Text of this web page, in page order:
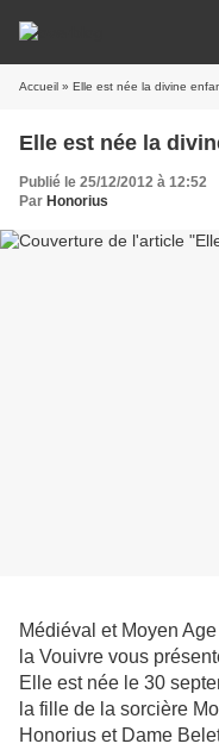
Accueil » Elle est née la divine
Elle est née la
Publié le 25/12/2012 à 12:52
Par Honorius
Médiéval et Moyen
la Vouivre vous
Elle est née le 30
la fille de la sorcière
Honorius et Dame